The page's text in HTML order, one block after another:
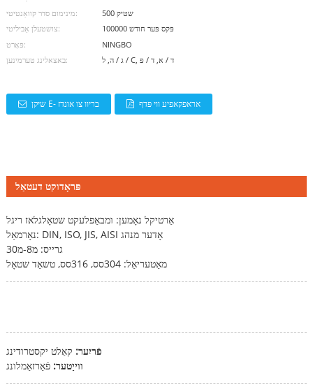
מינימום סדר קוואַנטיטי:
500 שטיק
צושטעלן אַביליטי:
100000 פּקס פּער חודש
פּאָרט:
NINGBO
באצאלינג טערמינען:
ג / ה, ל / C, ד / א, ד / פּ
שיקן E- בריוו צו אונדז אראפקאפיע ווי פּדף
פּראָדוקט דעטאַל
אַרטיקל נאָמען: ומבאַפלעקט שטאָלגלאז ריגל
נאָרמאַל: DIN, ISO, JIS, AISI אָדער מנהג
גרייס: מ8-מ30
מאַטעריאַל: 304סס, 316סס, טשאַד שטאָל
פֿריִער: קאַלט יקסטרודינג
ווייַטער: פֿאַרזאַמלונג